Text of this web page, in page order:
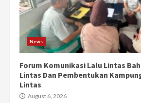
News
Forum Komunikasi Lalu Lintas
Lintas Dan Pembentukan
Lintas
August 6, 2026